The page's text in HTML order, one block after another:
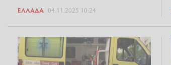
ΕΛΛΆΔΑ 04.11.2025 10:24